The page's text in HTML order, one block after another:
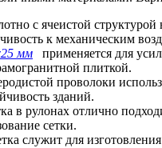
с ячеистой
к механическим
мм
применяется для
плиткой.
проволоки
зданий.
в рулонах отлично
сетки.
служит для